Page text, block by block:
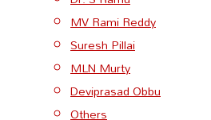
MV Rami Reddy
Suresh Pillai
MLN Murty
Deviprasad Obbu
Others